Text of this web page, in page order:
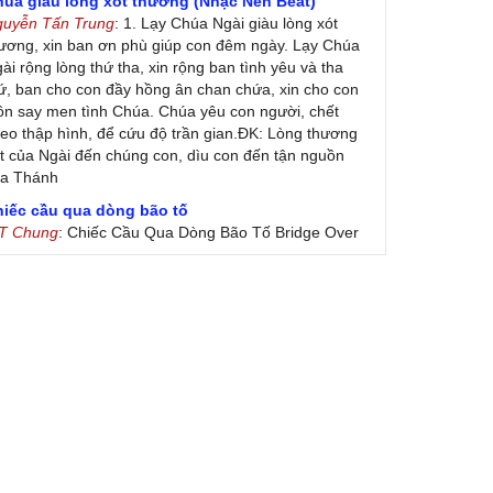
Tấn Trung: 1. Lạy Chúa Ngài giàu lòng xót
xin ban ơn phù giúp con đêm ngày. Lạy Chúa
rộng lòng thứ tha, xin rộng ban tình yêu và tha
ban cho con đầy hồng ân chan chứa, xin cho con
say men tình Chúa. Chúa yêu con người, chết
thập hình, để cứu độ trần gian.ĐK: Lòng thương
của Ngài đến chúng con, dìu con đến tận nguồn
Thánh
cầu qua dòng bão tố
Chung: Chiếc Cầu Qua Dòng Bão Tố Bridge Over
Water by Simon & Garfunkel (Released